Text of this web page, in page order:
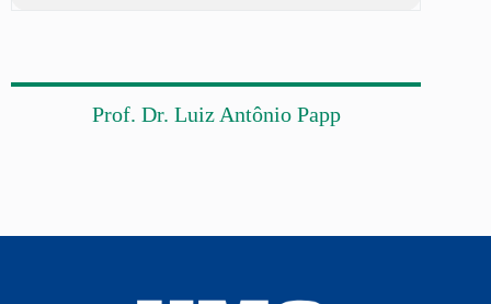
Prof. Dr. Luiz Antônio Papp